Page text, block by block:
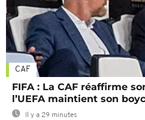
CAF
FIFA : La CAF réaffirme
l’UEFA maintient son
Il y a 29 minutes